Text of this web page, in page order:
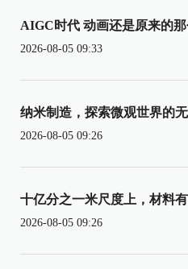
AIGC时代 动画还是原来的
2026-08-05 09:33
纳米制造，探索微观世界的
2026-08-05 09:26
十亿分之一米尺度上，材料
2026-08-05 09:26